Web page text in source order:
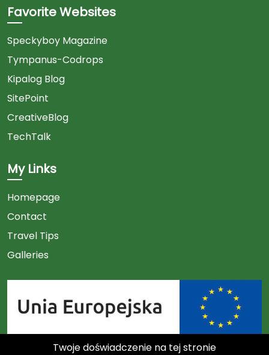
Favorite Websites
Speckyboy Magazine
Tympanus-Codrops
Kipalog Blog
SitePoint
CreativeBlog
TechTalk
My Links
Homepage
Contact
Travel Tips
Galleries
Twoje doświadczenie na tej stronie